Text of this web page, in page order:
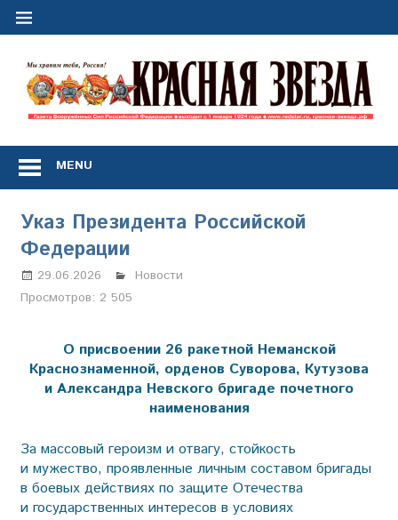
Перейти
Сил
Российской
Федерации
*
выходит
с
1
января
MENU
Указ Президента Российской
Федерации
29.06.2026 Настя Свиридова
Новости
Просмотров: 2 505
О присвоении 26 ракетной Неманской
Краснознаменной, орденов Суворова, Кутузова
и Александра Невского бригаде почетного
наименования
За массовый героизм и отвагу, стойкость
и мужество, проявленные личным составом бригады
в боевых действиях по защите Отечества
и государственных интересов в условиях